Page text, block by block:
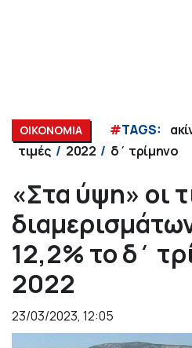
ΟΙΚΟΝΟΜΙΑ #TAGS:
τιμές
2022 δ΄ τρίμηνο
«Στα ύψη» οι
12,2% το δ΄
2022
23/03/2023, 12:05